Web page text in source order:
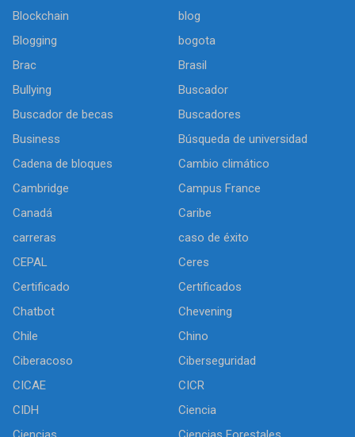
Blockchain
blog
Blogging
bogota
Brac
Brasil
Bullying
Buscador
Buscador de becas
Buscadores
Business
Búsqueda de universidad
Cadena de bloques
Cambio climático
Cambridge
Campus France
Canadá
Caribe
carreras
caso de éxito
CEPAL
Ceres
Certificado
Certificados
Chatbot
Chevening
Chile
Chino
Ciberacoso
Ciberseguridad
CICAE
CICR
CIDH
Ciencia